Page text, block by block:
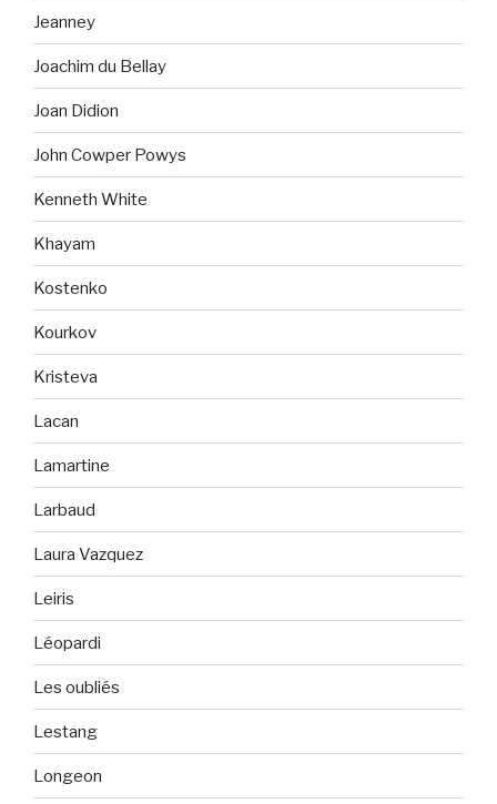
Jeanney
Joachim du Bellay
Joan Didion
John Cowper Powys
Kenneth White
Khayam
Kostenko
Kourkov
Kristeva
Lacan
Lamartine
Larbaud
Laura Vazquez
Leiris
Léopardi
Les oubliés
Lestang
Longeon